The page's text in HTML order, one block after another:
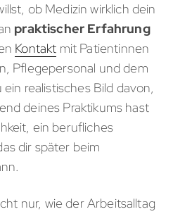
ob Medizin wirklich dein
praktischer Erfahrung
Kontakt mit Patientinnen
Pflegepersonal und dem
realistisches Bild davon,
deines Praktikums hast
ein berufliches
dir später beim
nur, wie der Arbeitsalltag